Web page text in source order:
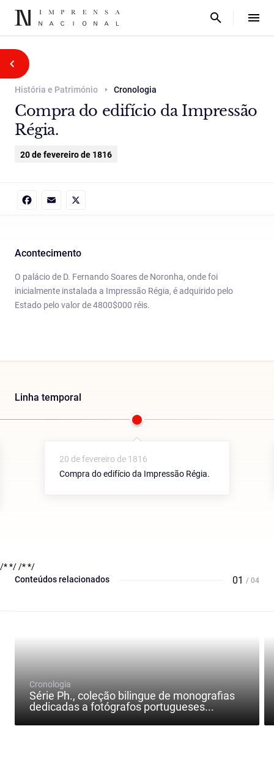
História e Património Cronologia
Compra do edifício da Impressão
Régia.
20 de fevereiro de 1816
Acontecimento
O palácio de D. Fernando Soares de Noronha, onde foi
inicialmente instalada a Impressão Régia, é adquirido pelo
Estado pelo valor de 4800$000 réis.
Linha temporal
20 de fevereiro de 1816
Compra do edifício da Impressão Régia.
/* *//* */
Conteúdos relacionados
01 / 04
Cronologia
Série Ph., coleção bilingue de monografias
dedicadas a fotógrafos portugueses...